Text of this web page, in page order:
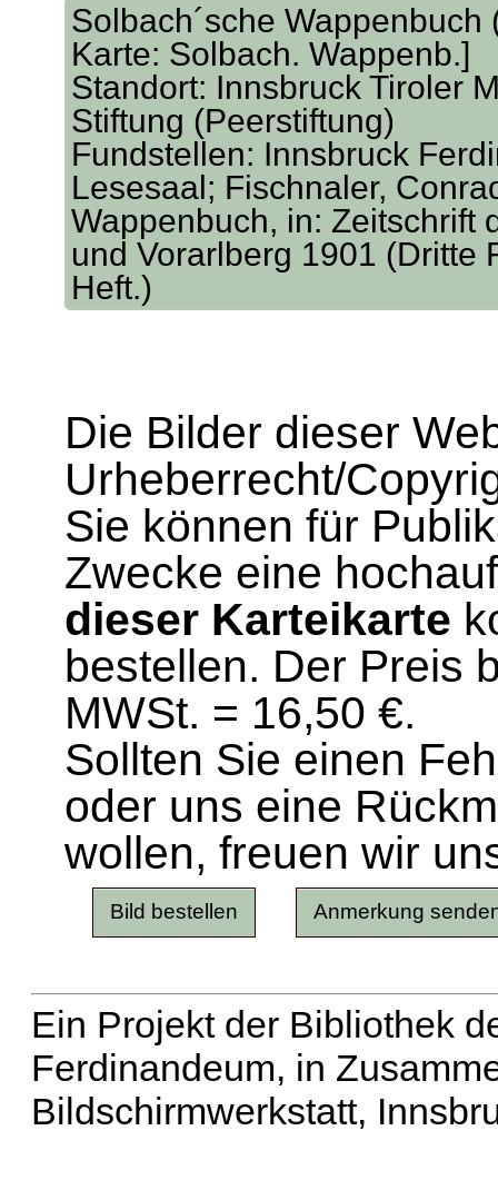
Solbach´sche
Karte: Solbach. Wappenb.]
Standort: Innsbruck Tiroler
Stiftung (Peerstiftung)
Fundstellen: Innsbruck
Lesesaal; Fischnaler,
Wappenbuch, in: Zeitschrift
und Vorarlberg 1901 (Dritte
Heft.)
Die Bilder dieser
Urheberrecht/
Sie können für
Zwecke eine
dieser Karteikarte
bestellen. Der Preis
MWSt. = 16,50 €.
Sollten Sie einen
oder uns eine
wollen, freuen wir
Ein Projekt der Bibliothek
Ferdinandeum, in
Bildschirmwerkstatt,